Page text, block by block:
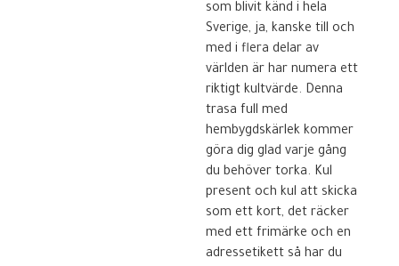
som blivit känd i hela
Sverige, ja, kanske till och
med i flera delar av
världen är har numera ett
riktigt kultvärde. Denna
trasa full med
hembygdskärlek kommer
göra dig glad varje gång
du behöver torka. Kul
present och kul att skicka
som ett kort, det räcker
med ett frimärke och en
adressetikett så har du